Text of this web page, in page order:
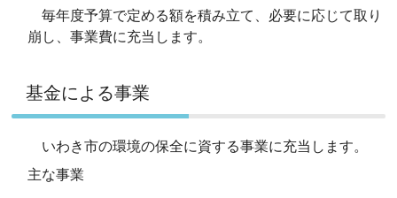
毎年度予算で定める額を積み立て、必要に応じて取り
崩し、事業費に充当します。
基金による事業
いわき市の環境の保全に資する事業に充当します。
主な事業